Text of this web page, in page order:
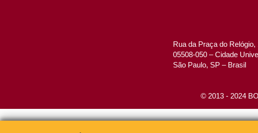
Rua da Praça do Relógio,
05508-050 – Cidade
São Paulo, SP – Brasil
© 2013 - 2024